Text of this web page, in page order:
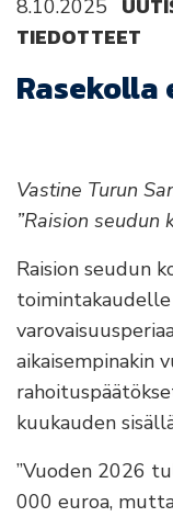
8.10.2025
TIEDOTTEET
Vastine Turun
”Raision
Raision seudun
aikaisempinakin
kuukauden
”Vuoden 2026
000 euroa,